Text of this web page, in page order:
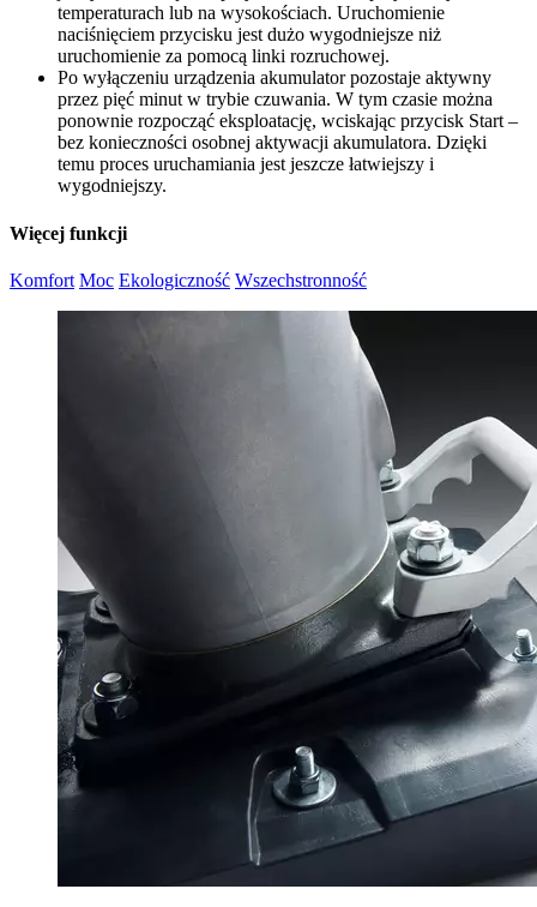
temperaturach lub na wysokościach. Uruchomienie
naciśnięciem przycisku jest dużo wygodniejsze niż
uruchomienie za pomocą linki rozruchowej.
Po wyłączeniu urządzenia akumulator pozostaje aktywny
przez pięć minut w trybie czuwania. W tym czasie można
ponownie rozpocząć eksploatację, wciskając przycisk Start –
bez konieczności osobnej aktywacji akumulatora. Dzięki
temu proces uruchamiania jest jeszcze łatwiejszy i
wygodniejszy.
Więcej funkcji
Komfort Moc Ekologiczność Wszechstronność